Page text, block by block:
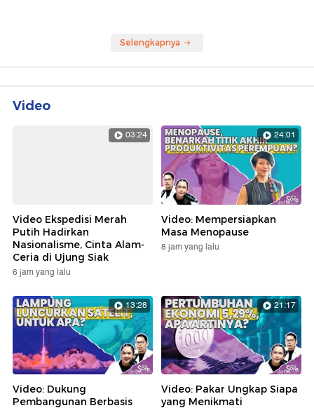
Selengkapnya
Video
03:24
Video Ekspedisi Merah
Putih Hadirkan
Nasionalisme, Cinta Alam-
Ceria di Ujung Siak
6 jam yang lalu
24:01
Video: Mempersiapkan
Masa Menopause
8 jam yang lalu
13:28
Video: Dukung
Pembangunan Berbasis
21:17
Video: Pakar Ungkap Siapa
yang Menikmati